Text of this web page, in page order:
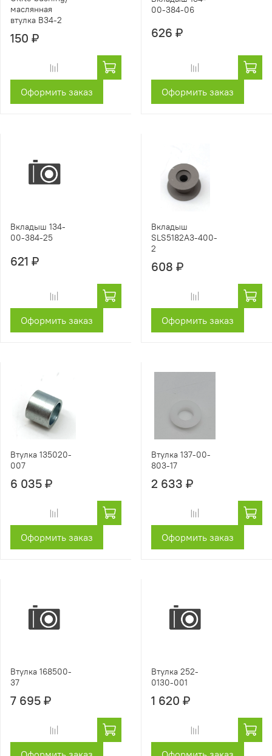
маслянная
втулка B34-2
150 ₽
Оформить заказ
00-384-06
626 ₽
Оформить заказ
Вкладыш 134-
00-384-25
621 ₽
Оформить заказ
Вкладыш
SLS5182A3-400-
2
608 ₽
Оформить заказ
Втулка 135020-
007
6 035 ₽
Оформить заказ
Втулка 137-00-
803-17
2 633 ₽
Оформить заказ
Втулка 168500-
37
7 695 ₽
Втулка 252-
0130-001
1 620 ₽